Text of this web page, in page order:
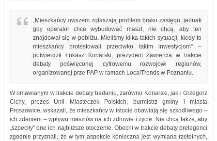
„Mieszkańcy owszem zgłaszają problem braku zasięgu, jednak
gdy operator chce wybudować maszt, nie chcą, aby ten
znajdował się w pobliżu. Mieliśmy kilka takich sytuacji, kiedy to
mieszkańcy protestowali przeciwko takim inwestycjom” –
potwierdził Łukasz Konarski, prezydent Zawiercia w trakcie
debaty poświęconej cyfrowemu rozwojowi regionów,
organizowanej prze PAP w ramach LocalTrends w Poznaniu.
W omawianym w trakcie debaty badaniu, zarówno Konarski, jak i Grzegorz
Cichy, prezes Unii Miasteczek Polskich, burmistrz gminy i miasta
Proszowice, wskazali, że mieszkańcy w istocie obawiają się szkodliwego –
ich zdaniem – wpływu masztów na ich zdrowie i życie. Nie chcą także, aby
„szpeciły” one ich najbliższe otoczenie. Obecni w trakcie debaty prelegenci
zgodnie przyznali, że w tym aspekcie konieczna jest wymiana rzetelnych,